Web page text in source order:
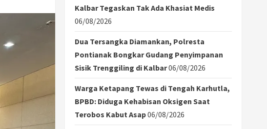
Kalbar Tegaskan Tak Ada Khasiat Medis
06/08/2026
Dua Tersangka Diamankan, Polresta
Pontianak Bongkar Gudang Penyimpanan
Sisik Trenggiling di Kalbar06/08/2026
Warga Ketapang Tewas di Tengah Karhutla,
BPBD: Diduga Kehabisan Oksigen Saat
Terobos Kabut Asap06/08/2026